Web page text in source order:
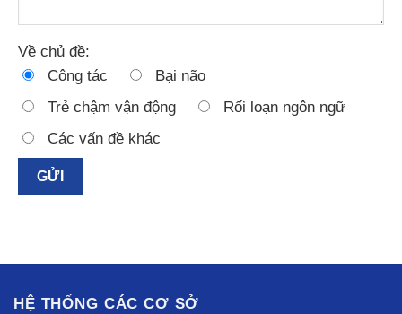
Về chủ đề:
Công tác
Bại não
Trẻ chậm vận động
Rối loạn ngôn ngữ
Các vấn đề khác
HỆ THỐNG CÁC CƠ SỞ